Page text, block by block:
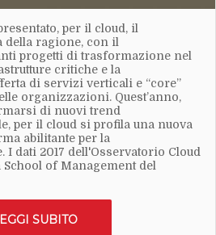
per il cloud, il
della ragione, con il
progetti di trasformazione nel
critiche e la
di servizi verticali e “core”
organizzazioni. Quest’anno,
di nuovi trend
per il cloud si profila una nuova
abilitante per la
dati 2017 dell'Osservatorio Cloud
of Management del
SUBITO